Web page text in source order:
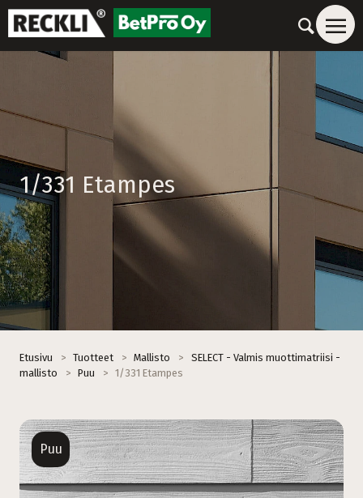
1/331 Etampes
Etusivu > Tuotteet > Mallisto >
SELECT - Valmis muottimatriisi -
mallisto
> Puu > 1/331 Etampes
Puu